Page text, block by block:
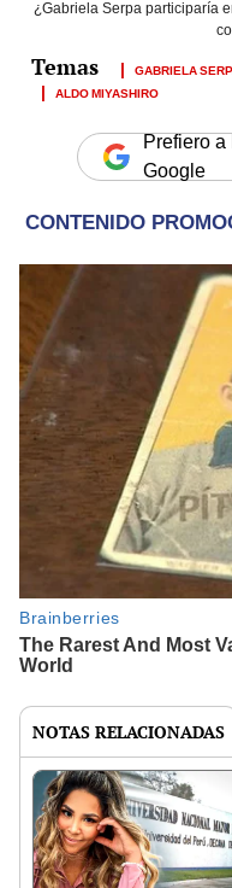
¿Gabriela Serpa participaría
GABRIELA
ALDO MIYASHIRO
Prefiero
Google
NOTAS RELACIONADAS